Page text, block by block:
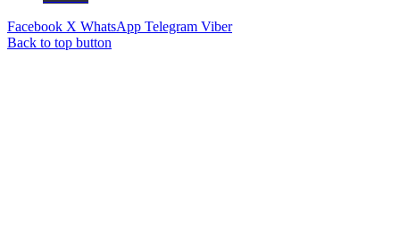
Facebook X WhatsApp Telegram Viber
Back to top button